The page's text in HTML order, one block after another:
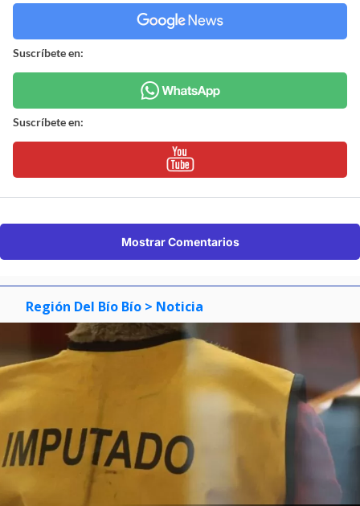
Suscríbete en:
Suscríbete en:
Mostrar Comentarios
Región Del Bío Bío > Noticia